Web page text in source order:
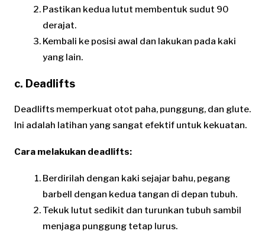
Pastikan kedua lutut membentuk sudut 90
derajat.
Kembali ke posisi awal dan lakukan pada kaki
yang lain.
c. Deadlifts
Deadlifts memperkuat otot paha, punggung, dan glute.
Ini adalah latihan yang sangat efektif untuk kekuatan.
Cara melakukan deadlifts:
Berdirilah dengan kaki sejajar bahu, pegang
barbell dengan kedua tangan di depan tubuh.
Tekuk lutut sedikit dan turunkan tubuh sambil
menjaga punggung tetap lurus.